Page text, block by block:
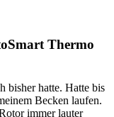
Thermo
bisher hatte. Hatte bis
Becken laufen.
immer lauter